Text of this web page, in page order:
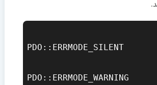
PDO::ERRMODE_SILENT
PDO::ERRMODE_WARNING